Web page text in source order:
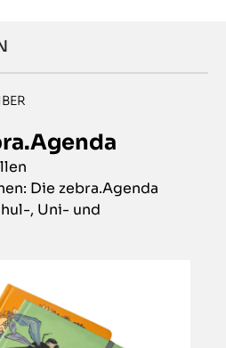
Die zebra.Agenda
, Uni- und